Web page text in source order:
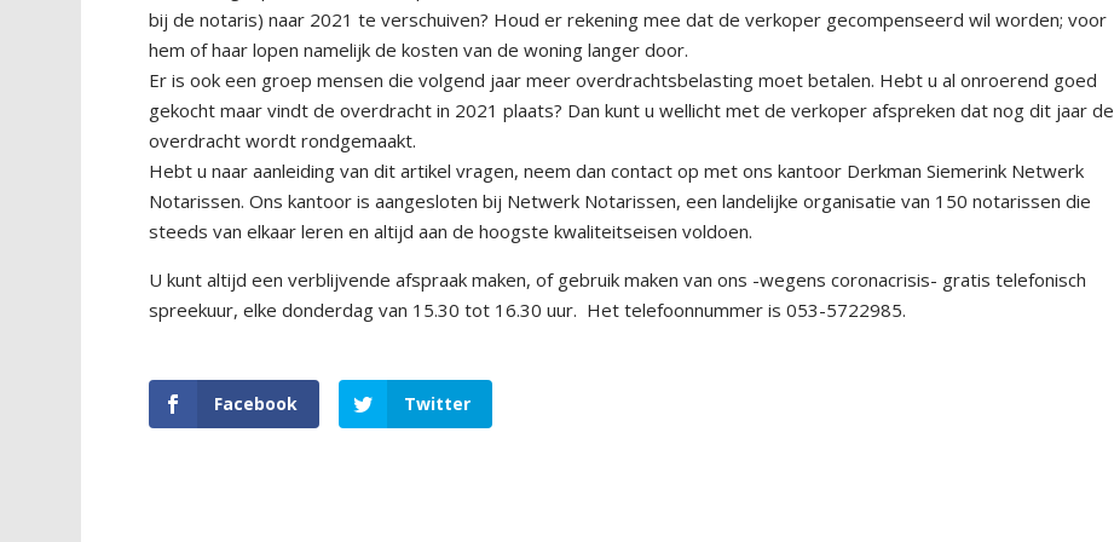
bij de notaris) naar 2021 te verschuiven? Houd er rekening mee dat de verkoper gecompenseerd wil worden; voor
hem of haar lopen namelijk de kosten van de woning langer door.
Er is ook een groep mensen die volgend jaar meer overdrachtsbelasting moet betalen. Hebt u al onroerend goed
gekocht maar vindt de overdracht in 2021 plaats? Dan kunt u wellicht met de verkoper afspreken dat nog dit jaar de
overdracht wordt rondgemaakt.
Hebt u naar aanleiding van dit artikel vragen, neem dan contact op met ons kantoor Derkman Siemerink Netwerk
Notarissen. Ons kantoor is aangesloten bij Netwerk Notarissen, een landelijke organisatie van 150 notarissen die
steeds van elkaar leren en altijd aan de hoogste kwaliteitseisen voldoen.
U kunt altijd een verblijvende afspraak maken, of gebruik maken van ons -wegens coronacrisis- gratis telefonisch
spreekuur, elke donderdag van 15.30 tot 16.30 uur. Het telefoonnummer is 053-5722985.
Facebook Twitter